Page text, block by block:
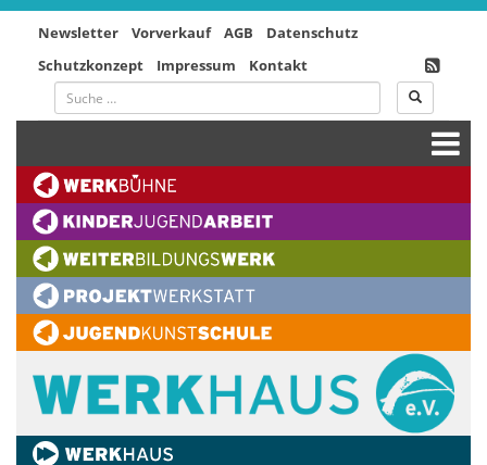
Newsletter Vorverkauf AGB
Datenschutz
Schutzkonzept
Impressum Kontakt